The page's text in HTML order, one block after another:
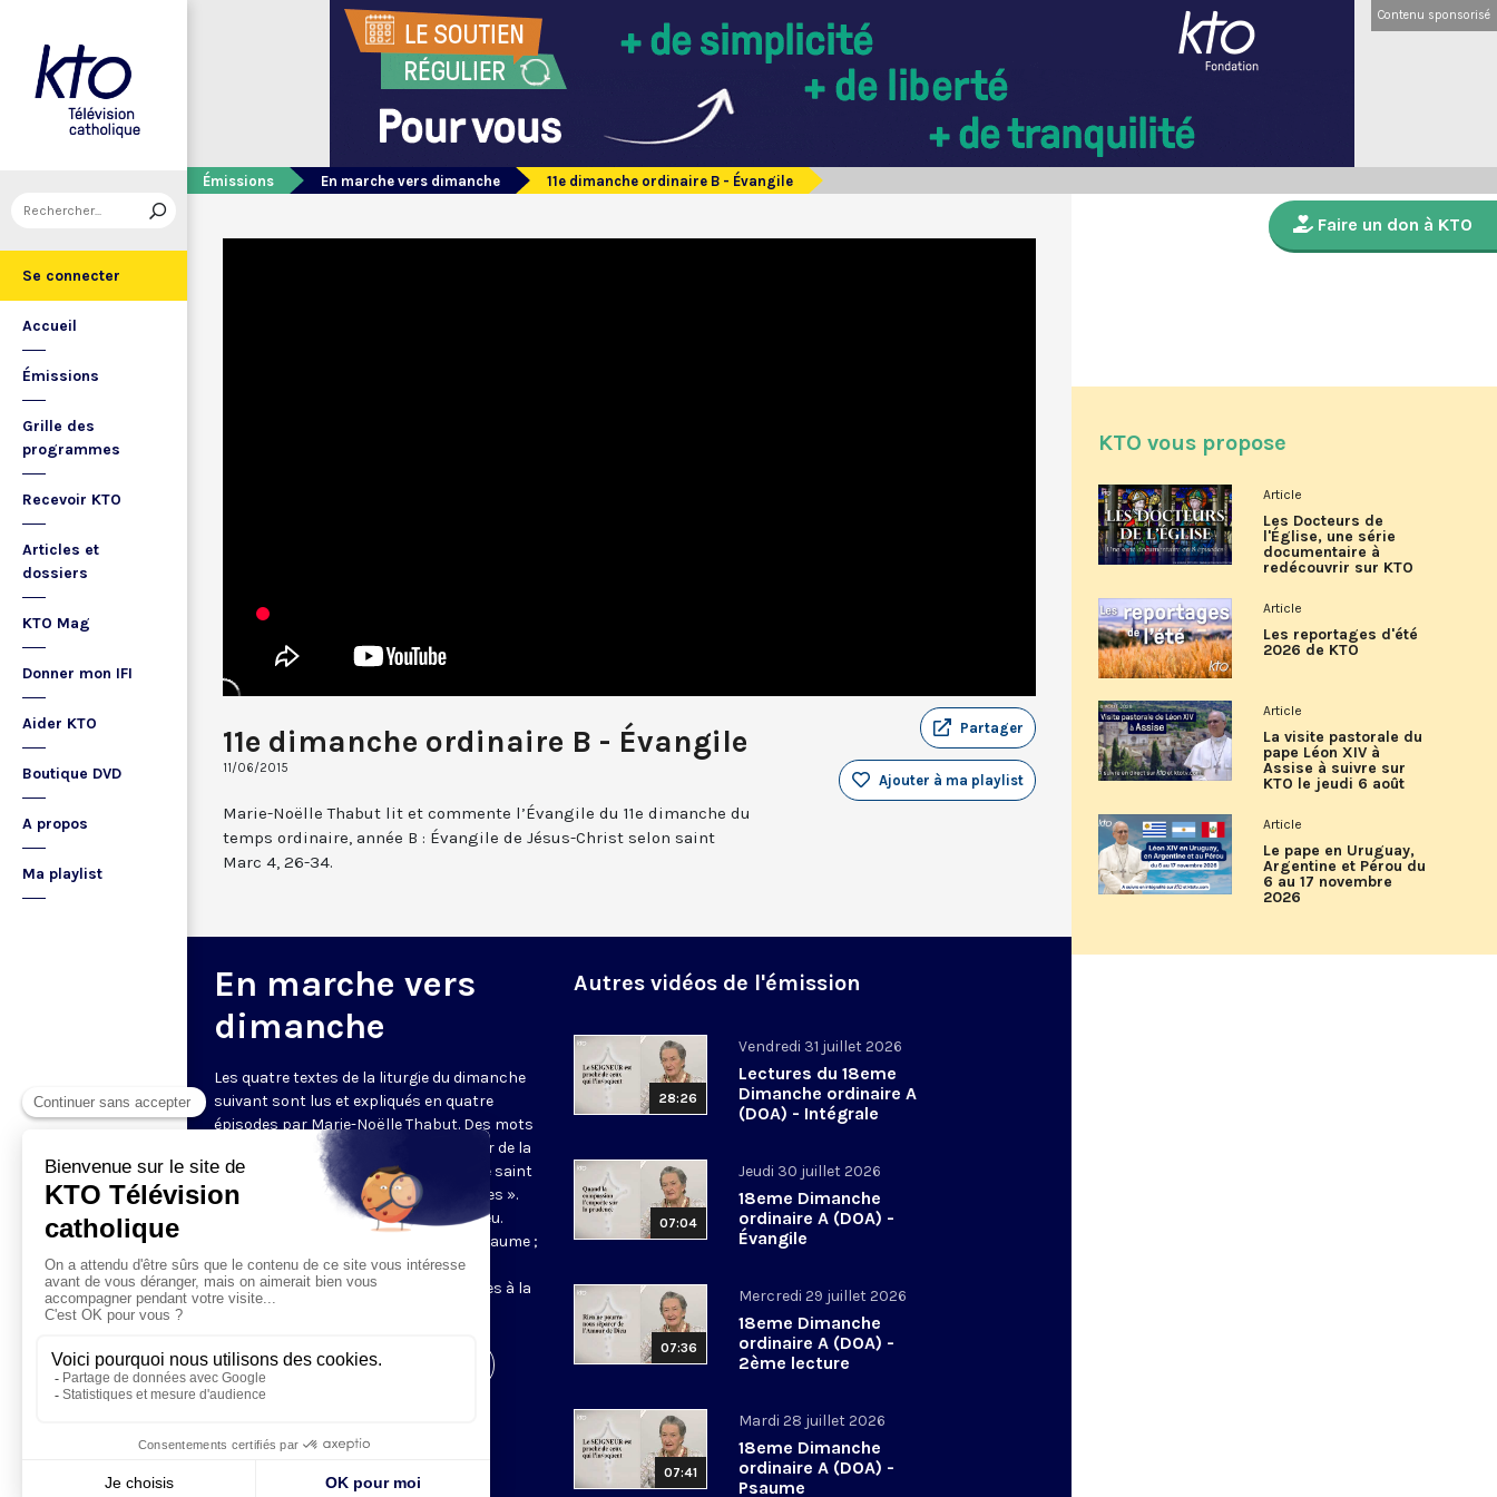
Se connecter
Accueil
Émissions
Grille des
programmes
Recevoir KTO
Articles et
dossiers
KTO Mag
Donner mon IFI
Aider KTO
Boutique DVD
A propos
Ma playlist
Contenu sponsorisé
Émissions En marche vers dimanche 11e dimanche ordinaire B - Évangile
11e dimanche ordinaire B - Évangile
11/06/2015
Partager
Ajouter à ma playlist
Marie-Noëlle Thabut lit et commente l’Évangile du 11e dimanche du
temps ordinaire, année B : Évangile de Jésus-Christ selon saint
Marc 4, 26-34.
En marche vers
dimanche
Les quatre textes de la liturgie du dimanche
suivant sont lus et expliqués en quatre
épisodes par Marie-Noëlle Thabut. Des mots
simples et lumineux pour aller au cœur de la
Révélation biblique, entrer dans ce que saint
Luc appelle « l’intelligence des Écritures ».
Chaque jour, vivez avec la Parole de Dieu.
Lundi, la première lecture ; mardi, le psaume ;
mercredi, la deuxième lecture ; jeudi,
l’Évangile ; vendredi, les quatre épisodes à la
Visiter la page de l'émission
Autres vidéos de l'émission
28:26
Vendredi 31 juillet 2026
Lectures du 18eme
Dimanche ordinaire A
(DOA) - Intégrale
07:04
Jeudi 30 juillet 2026
18eme Dimanche
ordinaire A (DOA) -
Évangile
07:36
Mercredi 29 juillet 2026
18eme Dimanche
ordinaire A (DOA) -
2ème lecture
07:41
Mardi 28 juillet 2026
18eme Dimanche
ordinaire A (DOA) -
Psaume
Faire un don à KTO
KTO vous propose
Article
Les Docteurs de
l'Église, une série
documentaire à
redécouvrir sur KTO
Article
Les reportages d'été
2026 de KTO
Article
La visite pastorale du
pape Léon XIV à
Assise à suivre sur
KTO le jeudi 6 août
Article
Le pape en Uruguay,
Argentine et Pérou du
6 au 17 novembre
2026